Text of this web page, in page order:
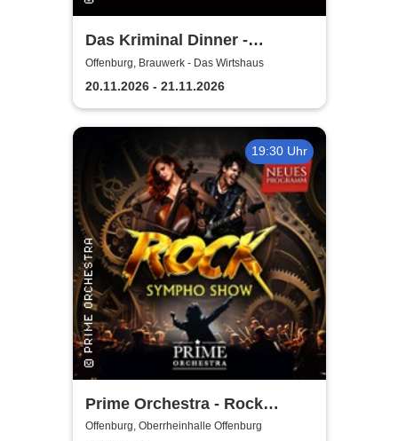
Das Kriminal Dinner -
Testament à la Carte
Offenburg, Brauwerk - Das Wirtshaus
20.11.2026 - 21.11.2026
19:30 Uhr
Prime Orchestra - Rock
Sympho Show
Offenburg, Oberrheinhalle Offenburg